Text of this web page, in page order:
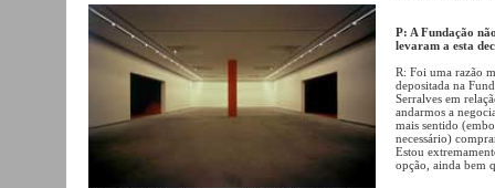
P: A Fundação
levaram a esta
R: Foi uma razão
depositada na
Serralves em
andarmos a
mais sentido
necessário)
Estou
opção, ainda bem